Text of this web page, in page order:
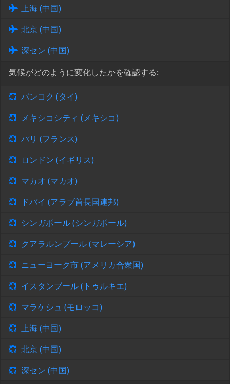
上海 (中国)
北京 (中国)
深セン (中国)
気候がどのように変化したかを確認する:
バンコク (タイ)
メキシコシティ (メキシコ)
パリ (フランス)
ロンドン (イギリス)
マカオ (マカオ)
ドバイ (アラブ首長国連邦)
シンガポール (シンガポール)
クアラルンプール (マレーシア)
ニューヨーク市 (アメリカ合衆国)
イスタンブール (トゥルキエ)
マラケシュ (モロッコ)
上海 (中国)
北京 (中国)
深セン (中国)